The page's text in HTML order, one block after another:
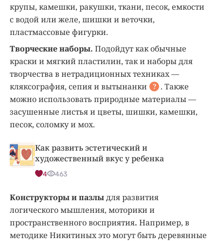
крупы, камешки, ракушки, ткани, песок, емкости
с водой или желе, шишки и веточки,
пластмассовые фигурки.
Творческие наборы. Подойдут как обычные
краски и мягкий пластилин, так и наборы для
творчества в нетрадиционных техниках —
кляксография, сепия и вытынанки ? . Также
можно использовать природные материалы —
засушенные листья и цветы, шишки, камешки,
песок, соломку и мох.
Как развить эстетический и
художественный вкус у ребенка
4 463
Конструкторы и пазлыдля развития
логического мышления, моторики и
пространственного восприятия. Например, в
методике Никитиных это могут быть деревянные